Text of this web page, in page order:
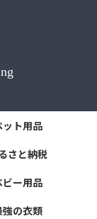
ット用品
さと納税
ビー用品
強の衣類